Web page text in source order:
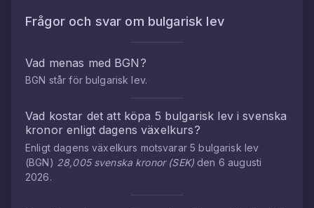
Frågor och svar om bulgarisk lev
Vad menas med BGN ?
BGN står för bulgarisk lev.
Vad kostar det att köpa 5 bulgarisk levisvenska
kronorenligt dagens växelkurs?
Enligt dagens växelkurs motsvarar5bulgarisk lev
(BGN) 28,005 svenska kronor(SEK) den 6 augusti
2026.